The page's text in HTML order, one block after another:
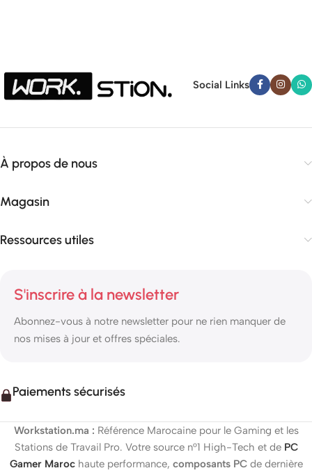
Social Links
À propos de nous
Magasin
Ressources utiles
S'inscrire à la newsletter
Abonnez-vous à notre newsletter pour ne rien manquer de
nos mises à jour et offres spéciales.
Paiements sécurisés
Workstation.ma : Référence Marocaine pour le Gaming et les
Stations de Travail Pro. Votre source n°1 High-Tech et de PC
Gamer Marochaute performance, composants PCde dernière